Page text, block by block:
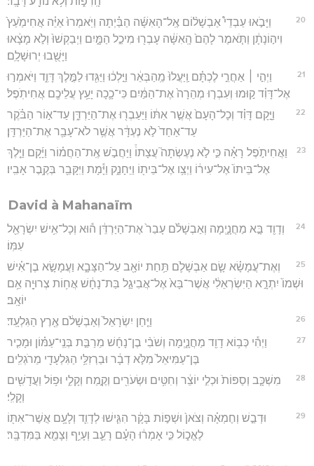
20
וַיָּבֹ֣אוּ עַבְדֵי֩ אַבְשָׁל֨וֹם אֶֽל־הָאִשָּׁ֜ה הַבַּ֗יְתָה וַיֹּֽאמְרוּ֙ אַיֵּ֗ה אֲחִימַ֙עַץ֙
וִיה֣וֹנָתָ֔ן וַתֹּ֤אמֶר לָהֶם֙ הָֽאִשָּׁ֔ה עָבְר֖וּ מִיכַ֣ל הַמָּ֑יִם וַיְבַקְשׁוּ֙ וְלֹ֣א מָצָ֔אוּ
וַיָּשֻׁ֖בוּ יְרוּשָׁלִָֽם׃
21
וַיְהִ֣י ׀ אַחֲרֵ֣י לֶכְתָּ֗ם וַֽיַּעֲלוּ֙ מֵֽהַבְּאֵ֔ר וַיֵּ֣לְכ֔וּ וַיַּגִּ֖דוּ לַמֶּ֣לֶךְ דָּוִ֑ד וַיֹּאמְר֣וּ
אֶל־דָּוִ֗ד ק֣וּמוּ וְעִבְר֤וּ מְהֵרָה֙ אֶת־הַמַּ֔יִם כִּי־כָ֛כָה יָעַ֥ץ עֲלֵיכֶ֖ם אֲחִיתֹֽפֶל׃
22
וַיָּ֣קָם דָּוִ֗ד וְכָל־הָעָם֙ אֲשֶׁ֣ר אִתּ֔וֹ וַיַּעַבְר֖וּ אֶת־הַיַּרְדֵּ֑ן עַד־א֣וֹר הַבֹּ֗קֶר
עַד־אַחַד֙ לֹ֣א נֶעְדָּ֔ר אֲשֶׁ֥ר לֹא־עָבַ֖ר אֶת־הַיַּרְדֵּֽן׃
23
וַאֲחִיתֹ֣פֶל רָאָ֗ה כִּ֣י לֹ֣א נֶעֶשְׂתָה֮ עֲצָתוֹ֒ וַיַּחֲבֹ֣שׁ אֶֽת־הַחֲמ֗וֹר וַיָּ֜קָם וַיֵּ֤לֶךְ
אֶל־בֵּיתוֹ֙ אֶל־עִיר֔וֹ וַיְצַ֥ו אֶל־בֵּית֖וֹ וַיֵּחָנַ֑ק וַיָּ֕מָת וַיִּקָּבֵ֖ר בְּקֶ֥בֶר אָבִֽיו׃
David à Mahanaïm
24
וְדָוִ֖ד בָּ֣א מַחֲנָ֑יְמָה וְאַבְשָׁלֹ֗ם עָבַר֙ אֶת־הַיַּרְדֵּ֔ן ה֕וּא וְכָל־אִ֥ישׁ יִשְׂרָאֵ֖ל
עִמּֽוֹ׃
25
וְאֶת־עֲמָשָׂ֗א שָׂ֧ם אַבְשָׁלֹ֛ם תַּ֥חַת יוֹאָ֖ב עַל־הַצָּבָ֑א וַעֲמָשָׂ֣א בֶן־אִ֗ישׁ
וּשְׁמוֹ֙ יִתְרָ֣א הַיִּשְׂרְאֵלִ֔י אֲשֶׁר־בָּא֙ אֶל־אֲבִיגַ֣ל בַּת־נָחָ֔שׁ אֲח֥וֹת צְרוּיָ֖ה אֵ֥ם
יוֹאָֽב׃
26 וַיִּ֤חַן יִשְׂרָאֵל֙ וְאַבְשָׁלֹ֔ם אֶ֖רֶץ הַגִּלְעָֽד׃
27
וַיְהִ֕י כְּב֥וֹא דָוִ֖ד מַחֲנָ֑יְמָה וְשֹׁבִ֨י בֶן־נָחָ֜שׁ מֵרַבַּ֣ת בְּנֵֽי־עַמּ֗וֹן וּמָכִ֤יר
בֶּן־עַמִּיאֵל֙ מִלֹּ֣א דְבָ֔ר וּבַרְזִלַּ֥י הַגִּלְעָדִ֖י מֵרֹגְלִֽים׃
28
מִשְׁכָּ֤ב וְסַפּוֹת֙ וּכְלִ֣י יוֹצֵ֔ר וְחִטִּ֥ים וּשְׂעֹרִ֖ים וְקֶ֣מַח וְקָלִ֑י וּפ֥וֹל וַעֲדָשִׁ֖ים
וְקָלִֽי׃
29
וּדְבַ֣שׁ וְחֶמְאָ֗ה וְצֹאן֙ וּשְׁפ֣וֹת בָּקָ֔ר הִגִּ֧ישׁוּ לְדָוִ֛ד וְלָעָ֥ם אֲשֶׁר־אִתּ֖וֹ
לֶאֱכ֑וֹל כִּ֣י אָמְר֔וּ הָעָ֗ם רָעֵ֛ב וְעָיֵ֥ף וְצָמֵ֖א בַּמִּדְבָּֽר׃